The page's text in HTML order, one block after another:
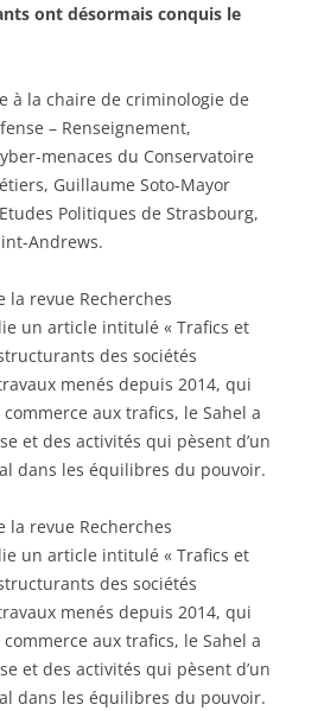
ont désormais conquis le
à la chaire de criminologie de
– Renseignement,
menaces du Conservatoire
Guillaume Soto-Mayor
Politiques de Strasbourg,
Andrews.
la revue Recherches
un article intitulé « Trafics et
des sociétés
menés depuis 2014, qui
aux trafics, le Sahel a
et des activités qui pèsent d’un
dans les équilibres du pouvoir.
la revue Recherches
un article intitulé « Trafics et
des sociétés
menés depuis 2014, qui
aux trafics, le Sahel a
et des activités qui pèsent d’un
dans les équilibres du pouvoir.